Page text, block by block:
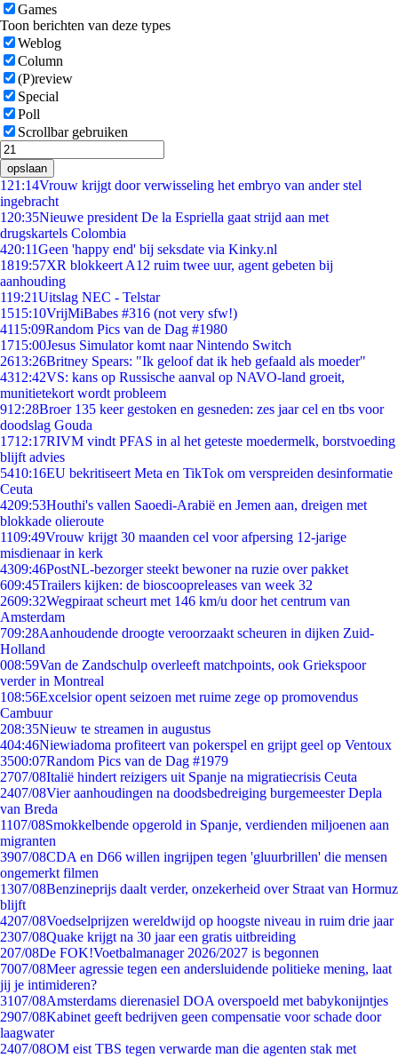
Games
Toon berichten van deze types
Weblog
Column
(P)review
Special
Poll
Scrollbar gebruiken
opslaan
1 21:14Vrouw krijgt door verwisseling het embryo van ander stel
ingebracht
1 20:35Nieuwe president De la Espriella gaat strijd aan met
drugskartels Colombia
420:11Geen 'happy end' bij seksdate via Kinky.nl
1819:57XR blokkeert A12 ruim twee uur, agent gebeten bij
aanhouding
119:21Uitslag NEC - Telstar
1515:10VrijMiBabes #316 (not very sfw!)
4115:09Random Pics van de Dag #1980
1715:00Jesus Simulator komt naar Nintendo Switch
2613:26Britney Spears: "Ik geloof dat ik heb gefaald als moeder"
4312:42VS: kans op Russische aanval op NAVO-land groeit,
munitietekort wordt probleem
912:28Broer 135 keer gestoken en gesneden: zes jaar cel en tbs voor
doodslag Gouda
1712:17RIVM vindt PFAS in al het geteste moedermelk, borstvoeding
blijft advies
5410:16EU bekritiseert Meta en TikTok om verspreiden desinformatie
Ceuta
4209:53Houthi's vallen Saoedi-Arabië en Jemen aan, dreigen met
blokkade olieroute
1109:49Vrouw krijgt 30 maanden cel voor afpersing 12-jarige
misdienaar in kerk
4309:46PostNL-bezorger steekt bewoner na ruzie over pakket
609:45Trailers kijken: de bioscoopreleases van week 32
2609:32Wegpiraat scheurt met 146 km/u door het centrum van
Amsterdam
709:28Aanhoudende droogte veroorzaakt scheuren in dijken Zuid-
Holland
008:59Van de Zandschulp overleeft matchpoints, ook Griekspoor
verder in Montreal
108:56Excelsior opent seizoen met ruime zege op promovendus
Cambuur
208:35Nieuw te streamen in augustus
404:46Niewiadoma profiteert van pokerspel en grijpt geel op Ventoux
3500:07Random Pics van de Dag #1979
2707/08Italië hindert reizigers uit Spanje na migratiecrisis Ceuta
2407/08Vier aanhoudingen na doodsbedreiging burgemeester Depla
van Breda
1107/08Smokkelbende opgerold in Spanje, verdienden miljoenen aan
migranten
3907/08CDA en D66 willen ingrijpen tegen 'gluurbrillen' die mensen
ongemerkt filmen
1307/08Benzineprijs daalt verder, onzekerheid over Straat van Hormuz
blijft
4207/08Voedselprijzen wereldwijd op hoogste niveau in ruim drie jaar
2307/08Quake krijgt na 30 jaar een gratis uitbreiding
207/08De FOK!Voetbalmanager 2026/2027 is begonnen
7007/08Meer agressie tegen een andersluidende politieke mening, laat
jij je intimideren?
3107/08Amsterdams dierenasiel DOA overspoeld met babykonijntjes
2907/08Kabinet geeft bedrijven geen compensatie voor schade door
laagwater
2407/08OM eist TBS tegen verwarde man die agenten stak met